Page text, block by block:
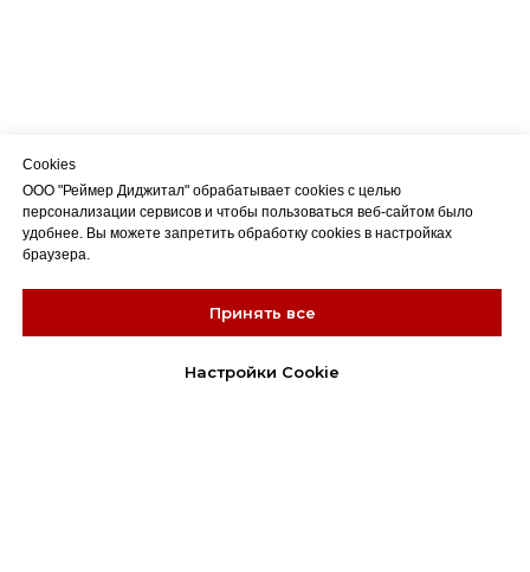
Cookies
ООО "Реймер Диджитал" обрабатывает cookies с целью
персонализации сервисов и чтобы пользоваться веб-сайтом было
удобнее. Вы можете запретить обработку cookies в настройках
браузера.
Принять все
Настройки Cookie